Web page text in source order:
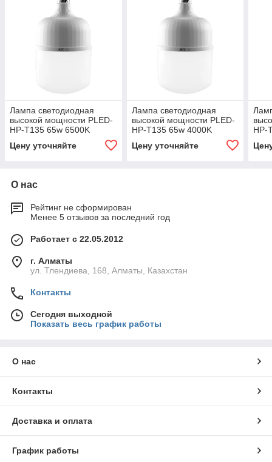
Лампа светодиодная
высокой мощности PLED-
HP-T135 65w 6500K
Цену уточняйте
Лампа светодиодная
высокой мощности PLED-
HP-T135 65w 4000K
Цену уточняйте
HP-
О нас
Рейтинг не сформирован
Менее 5 отзывов за последний год
Работает с 22.05.2012
г. Алматы
ул. Тлендиева, 168, Алматы, Казахстан
Контакты
Сегодня выходной
Показать весь график работы
О нас
Контакты
Доставка и оплата
График работы